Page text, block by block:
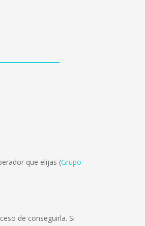
que elijas (Grupo
de conseguirla. Si